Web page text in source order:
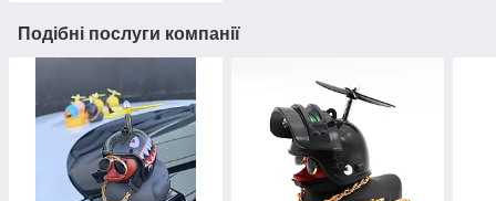
Подібні послуги компанії